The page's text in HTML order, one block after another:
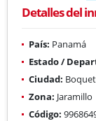
Detalles del
País: Panamá
Estado /
Ciudad:
Zona: Jaramillo
Código: